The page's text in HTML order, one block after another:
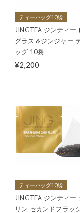
ティーバッグ10袋
JINGTEA ジンティー
グラス＆ジンジャー
ッグ 10袋
¥2,200
ティーバッグ10袋
JINGTEA ジンティー
リン セカンドフラッ